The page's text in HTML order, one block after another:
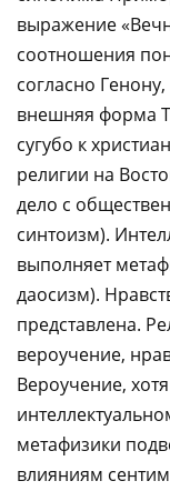
выражение
соотношения
согласно
внешняя форма
сугубо к
религии на
дело с
синтоизм).
выполняет
даосизм).
представлена.
вероучение,
Вероучение,
метафизики
влияниям